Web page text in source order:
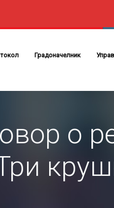
Градоначелник
о